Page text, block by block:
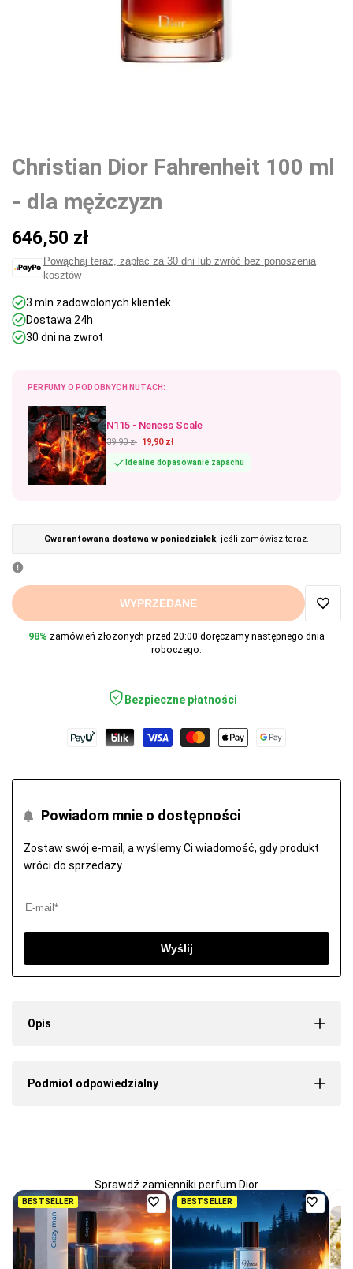
Christian Dior Fahrenheit 100 ml
- dla mężczyzn
Cena
promocyjna
646,50 zł
Powąchaj teraz, zapłać za 30 dni lub zwróć bez ponoszenia
kosztów
3 mln zadowolonych klientek
Dostawa 24h
30 dni na zwrot
PERFUMY O PODOBNYCH NUTACH:
N115 - Neness Scale
39,90 zł 19,90 zł
Idealne dopasowanie zapachu
Gwarantowana dostawa w poniedziałek, jeśli zamówisz teraz.
WYPRZEDANE
Dodaj
98% zamówień złożonych przed 20:00 doręczamy następnego dnia
roboczego.
Bezpieczne płatności
Powiadom mnie o dostępności
Zostaw swój e-mail, a wyślemy Ci wiadomość, gdy produkt
wróci do sprzedaży.
Wyślij
Opis
Podmiot odpowiedzialny
Sprawdź zamienniki perfum Dior
BESTSELLER
Dodaj
do
ulubionych
BESTSELLER
Dodaj
do